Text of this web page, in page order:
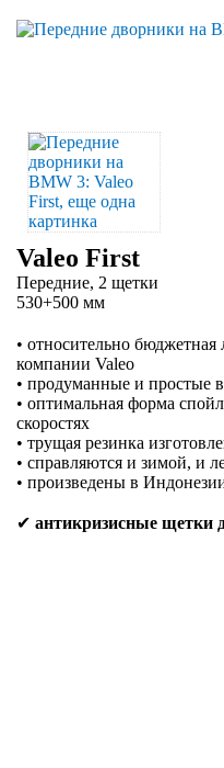
Valeo First
Передние, 2 щетки
530+500 мм
• относительно бюджетная
компании Valeo
• продуманные и простые
• оптимальная форма
скоростях
• трущая резинка
• справляются и зимой, и
• произведены в
✔ антикризисные щетки